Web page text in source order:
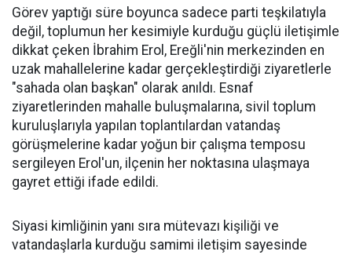
Görev yaptığı süre boyunca sadece parti teşkilatıyla
değil, toplumun her kesimiyle kurduğu güçlü iletişimle
dikkat çeken İbrahim Erol, Ereğli'nin merkezinden en
uzak mahallelerine kadar gerçekleştirdiği ziyaretlerle
"sahada olan başkan" olarak anıldı. Esnaf
ziyaretlerinden mahalle buluşmalarına, sivil toplum
kuruluşlarıyla yapılan toplantılardan vatandaş
görüşmelerine kadar yoğun bir çalışma temposu
sergileyen Erol'un, ilçenin her noktasına ulaşmaya
gayret ettiği ifade edildi.
Siyasi kimliğinin yanı sıra mütevazı kişiliği ve
vatandaşlarla kurduğu samimi iletişim sayesinde